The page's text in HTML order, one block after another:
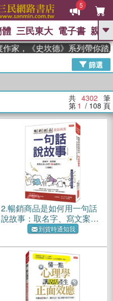
5
GO
高希均教授回憶錄
Odyssey 、 父親節 、 如果歷
漫遊錄、 方念華 、 台灣的李
數學女孩：黎曼猜想 、
迷走神經
三民東大 電子書 親子
史坎德》系列帶你踏上熱血
篩選
共 4302 筆
第 1 / 108 頁
2.暢銷商品是如何用一句話
說故事：取名字、寫文案就
是比別人好的79個技巧！
到貨時通知我